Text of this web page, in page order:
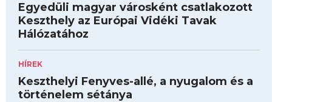
Egyedüli magyar városként csatlakozott
Keszthely az Európai Vidéki Tavak
Hálózatához
HÍREK
Keszthelyi Fenyves-allé, a nyugalom és a
történelem sétánya